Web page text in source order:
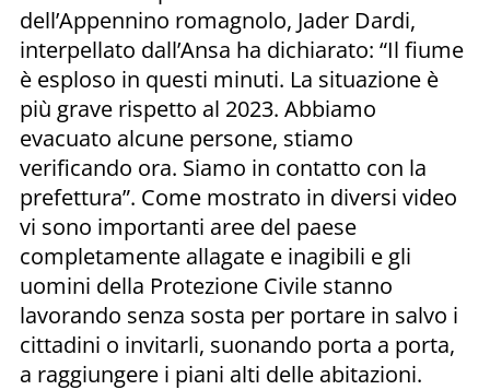
dell’Appennino romagnolo, Jader Dardi,
interpellato dall’Ansa ha dichiarato: “Il fiume
è esploso in questi minuti. La situazione è
più grave rispetto al 2023. Abbiamo
evacuato alcune persone, stiamo
verificando ora. Siamo in contatto con la
prefettura”. Come mostrato in diversi video
vi sono importanti aree del paese
completamente allagate e inagibili e gli
uomini della Protezione Civile stanno
lavorando senza sosta per portare in salvo i
cittadini o invitarli, suonando porta a porta,
a raggiungere i piani alti delle abitazioni.